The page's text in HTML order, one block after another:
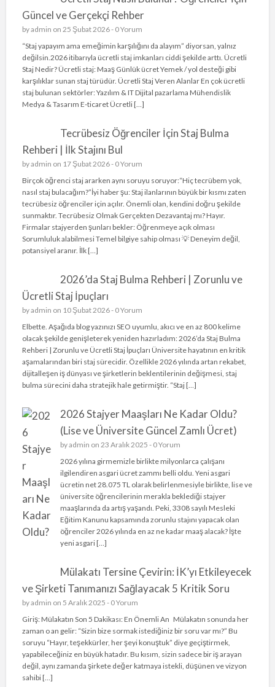
Güncel ve Gerçekçi Rehber
byadmin on 25 Şubat 2026 - 0 Yorum
“Staj yapayım ama emeğimin karşılığını da alayım” diyorsan, yalnız
değilsin.2026 itibarıyla ücretli staj imkanları ciddi şekilde arttı. Ücretli
Staj Nedir? Ücretli staj: Maaş Günlük ücret Yemek / yol desteği gibi
karşılıklar sunan staj türüdür. Ücretli Staj Veren Alanlar En çok ücretli
staj bulunan sektörler: Yazılım & IT Dijital pazarlama Mühendislik
Medya & Tasarım E-ticaret Ücretli […]
Tecrübesiz Öğrenciler İçin Staj Bulma
Rehberi | İlk Stajını Bul
byadmin on 17 Şubat 2026 - 0 Yorum
Birçok öğrenci staj ararken aynı soruyu soruyor:“Hiç tecrübem yok,
nasıl staj bulacağım?”İyi haber şu: Staj ilanlarının büyük bir kısmı zaten
tecrübesiz öğrenciler için açılır. Önemli olan, kendini doğru şekilde
sunmaktır. Tecrübesiz Olmak Gerçekten Dezavantaj mı? Hayır.
Firmalar stajyerden şunları bekler: Öğrenmeye açık olması
Sorumluluk alabilmesi Temel bilgiye sahip olması 💡 Deneyim değil,
potansiyel aranır. İlk […]
2026’da Staj Bulma Rehberi | Zorunlu ve
Ücretli Staj İpuçları
byadmin on 10 Şubat 2026 - 0 Yorum
Elbette. Aşağıda blog yazınızı SEO uyumlu, akıcı ve en az 800 kelime
olacak şekilde genişleterek yeniden hazırladım: 2026’da Staj Bulma
Rehberi | Zorunlu ve Ücretli Staj İpuçları Üniversite hayatının en kritik
aşamalarından biri staj sürecidir. Özellikle 2026 yılında artan rekabet,
dijitalleşen iş dünyası ve şirketlerin beklentilerinin değişmesi, staj
bulma sürecini daha stratejik hale getirmiştir. “Staj […]
2026 Stajyer Maaşları Ne Kadar Oldu?
(Lise ve Üniversite Güncel Zamlı Ücret)
byadmin on 23 Aralık 2025 - 0 Yorum
2026 yılına girmemizle birlikte milyonlarca çalışanı
ilgilendiren asgari ücret zammı belli oldu. Yeni asgari
ücretin net 28.075 TL olarak belirlenmesiyle birlikte, lise ve
üniversite öğrencilerinin merakla beklediği stajyer
maaşlarında da artış yaşandı. Peki, 3308 sayılı Mesleki
Eğitim Kanunu kapsamında zorunlu stajını yapacak olan
öğrenciler 2026 yılında en az ne kadar maaş alacak? İşte
yeni asgari […]
Mülakatı Tersine Çevirin: İK’yı Etkileyecek
ve Şirketi Tanımanızı Sağlayacak 5 Kritik Soru
byadmin on 5 Aralık 2025 - 0 Yorum
Giriş: Mülakatın Son 5 Dakikası: En Önemli An Mülakatın sonunda her
zaman o an gelir: “Sizin bize sormak istediğiniz bir soru var mı?” Bu
soruyu “Hayır, teşekkürler, her şeyi konuştuk” diye geçiştirmek,
yapabileceğiniz en büyük hatadır. Bu kısım, sizin sadece bir iş arayan
değil, aynı zamanda şirkete değer katmaya istekli, düşünen ve vizyon
sahibi […]